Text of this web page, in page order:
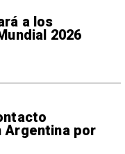
a los
2026
Argentina por